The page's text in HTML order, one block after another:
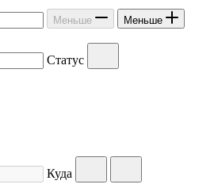
Меньше Меньше
Статус
Куда